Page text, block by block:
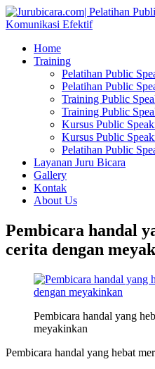
Home
Training
Pelatihan Public
Pelatihan Public
Training Public
Training Public
Kursus Public
Kursus Public
Pelatihan Public
Layanan Juru Bicara
Gallery
Kontak
About Us
Pembicara handal
cerita dengan
Pembicara handal yang
meyakinkan
Pembicara handal yang hebat